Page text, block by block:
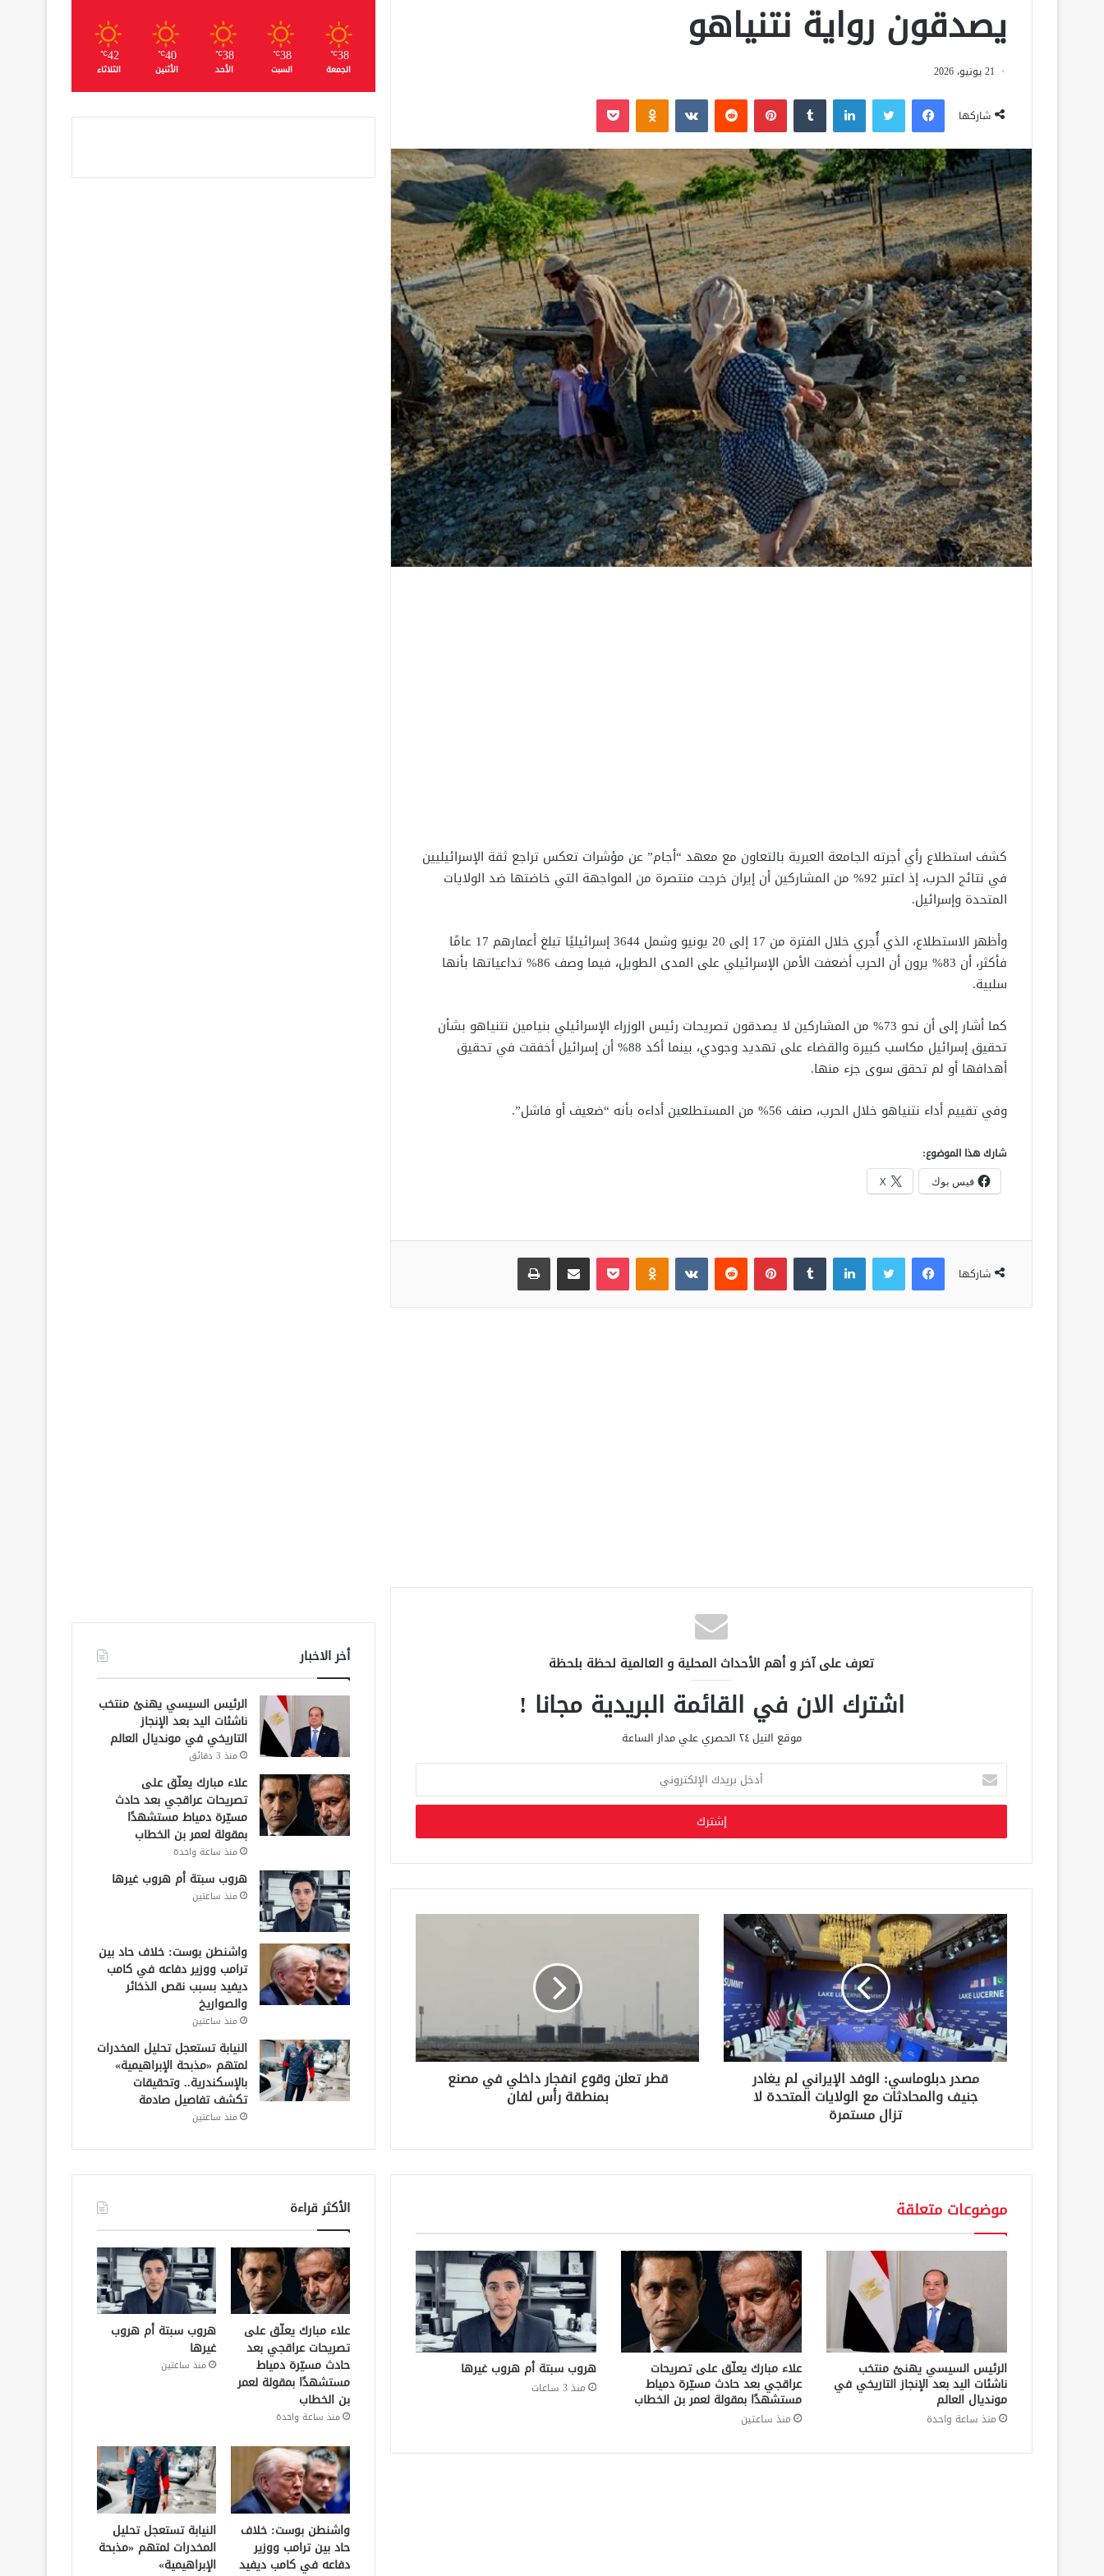
يصدقون رواية نتنياهو
21 يونيو، 2026
شاركها
فيسبوك لينكدإن بينتيريست
كشف استطلاع رأي أجرته الجامعة العبرية بالتعاون مع معهد “أجام” عن مؤشرات تعكس تراجع ثقة الإسرائيليين
في نتائج الحرب، إذ اعتبر 92% من المشاركين أن إيران خرجت منتصرة من المواجهة التي خاضتها ضد الولايات
المتحدة وإسرائيل.
وأظهر الاستطلاع، الذي أُجري خلال الفترة من 17 إلى 20 يونيو وشمل 3644 إسرائيليًا تبلغ أعمارهم 17 عامًا
فأكثر، أن 83% يرون أن الحرب أضعفت الأمن الإسرائيلي على المدى الطويل، فيما وصف 86% تداعياتها بأنها
سلبية.
كما أشار إلى أن نحو 73% من المشاركين لا يصدقون تصريحات رئيس الوزراء الإسرائيلي بنيامين نتنياهو بشأن
تحقيق إسرائيل مكاسب كبيرة والقضاء على تهديد وجودي، بينما أكد 88% أن إسرائيل أخفقت في تحقيق
أهدافها أو لم تحقق سوى جزء منها.
وفي تقييم أداء نتنياهو خلال الحرب، صنف 56% من المستطلعين أداءه بأنه “ضعيف أو فاشل”.
شارك هذا الموضوع:
فيس بوك X
شاركها
فيسبوك لينكدإن بينتيريست بوكيت
تعرف على آخر و أهم الأحداث المحلية و العالمية لحظة بلحظة
اشترك الان في القائمة البريدية مجانا !
موقع النيل ٢٤ الحصري علي مدار الساعة
خ
ب
د
ك
ا
ل
إ
ل
ك
ت
ر
و
ن
مصدر دبلوماسي: الوفد الإيراني لم يغادر
جنيف والمحادثات مع الولايات المتحدة لا
تزال مستمرة
قطر تعلن وقوع انفجار داخلي في مصنع
بمنطقة رأس لفان
موضوعات متعلقة
الرئيس السيسي يهنئ منتخب
ناشئات اليد بعد الإنجاز التاريخي في
مونديال العالم
منذ ساعة واحدة
علاء مبارك يعلّق على تصريحات
عراقجي بعد حادث مسيّرة دمياط
مستشهدًا بمقولة لعمر بن الخطاب
منذ ساعتين
هروب سبتة أم هروب غيرها
منذ 3 ساعات
38
℃
الجمعة
38
℃
السبت
38
℃
الأحد
40
℃
الأثنين
42
℃
الثلاثاء
أخر الاخبار
الرئيس السيسي يهنئ منتخب
ناشئات اليد بعد الإنجاز
التاريخي في مونديال العالم
منذ 3 دقائق
علاء مبارك يعلّق على
تصريحات عراقجي بعد حادث
مسيّرة دمياط مستشهدًا
بمقولة لعمر بن الخطاب
منذ ساعة واحدة
هروب سبتة أم هروب غيرها
منذ ساعتين
واشنطن بوست: خلاف حاد بين
ترامب ووزير دفاعه في كامب
ديفيد بسبب نقص الذخائر
والصواريخ
منذ ساعتين
النيابة تستعجل تحليل المخدرات
لمتهم «مذبحة الإبراهيمية»
بالإسكندرية.. وتحقيقات
تكشف تفاصيل صادمة
منذ ساعتين
الأكثر قراءة
علاء مبارك يعلّق على
تصريحات عراقجي بعد
حادث مسيّرة دمياط
مستشهدًا بمقولة لعمر
بن الخطاب
منذ ساعة واحدة
هروب سبتة أم هروب
غيرها
منذ ساعتين
واشنطن بوست: خلاف
حاد بين ترامب ووزير
دفاعه في كامب ديفيد
النيابة تستعجل تحليل
المخدرات لمتهم «مذبحة
الإبراهيمية»